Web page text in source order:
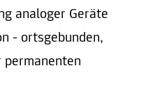
analoger Geräte
- ortsgebunden,